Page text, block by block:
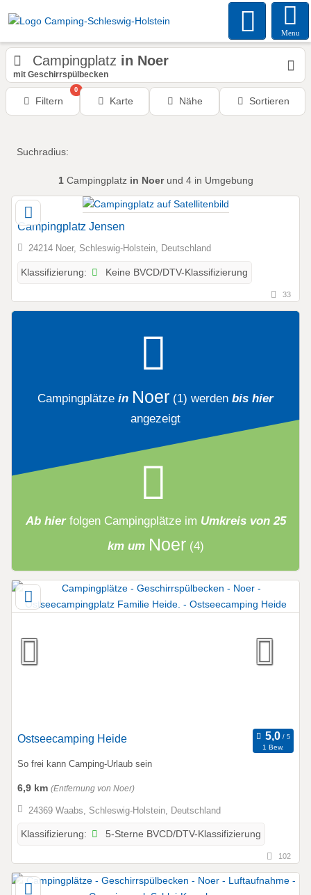
Menu
Campingplatz in Noer
mit Geschirrspülbecken
Filtern
0
Karte Nähe Sortieren
Suchradius:
1Campingplatz in Noerund 4 in Umgebung
Campingplatz Jensen
24214 Noer, Schleswig-Holstein, Deutschland
Klassifizierung: Keine BVCD/DTV-Klassifizierung
33
Campingplätze in Noer (1) werden bis hier
angezeigt
Ab hier folgen Campingplätzeim Umkreis von 25
km um Noer (4)
Ostseecamping Heide
1 Bew.
So frei kann Camping-Urlaub sein
6,9 km (Entfernung von Noer)
24369 Waabs, Schleswig-Holstein, Deutschland
Klassifizierung: 5-Sterne BVCD/DTV-Klassifizierung
102